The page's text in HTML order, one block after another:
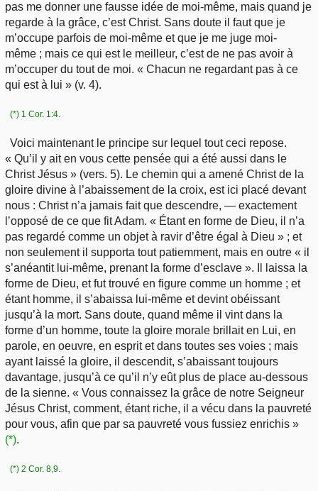
pas me donner une fausse idée de moi-même, mais quand je
regarde à la grâce, c’est Christ. Sans doute il faut que je
m’occupe parfois de moi-même et que je me juge moi-
même ; mais ce qui est le meilleur, c’est de ne pas avoir à
m’occuper du tout de moi. « Chacun ne regardant pas à ce
qui est à lui » (v. 4).
(*) 1 Cor. 1:4.
Voici maintenant le principe sur lequel tout ceci repose.
« Qu’il y ait en vous cette pensée qui a été aussi dans le
Christ Jésus » (vers. 5). Le chemin qui a amené Christ de la
gloire divine à l’abaissement de la croix, est ici placé devant
nous : Christ n’a jamais fait que descendre, — exactement
l’opposé de ce que fit Adam. « Étant en forme de Dieu, il n’a
pas regardé comme un objet à ravir d’être égal à Dieu » ; et
non seulement il supporta tout patiemment, mais en outre « il
s’anéantit lui-même, prenant la forme d’esclave ». Il laissa la
forme de Dieu, et fut trouvé en figure comme un homme ; et
étant homme, il s’abaissa lui-même et devint obéissant
jusqu’à la mort. Sans doute, quand même il vint dans la
forme d’un homme, toute la gloire morale brillait en Lui, en
parole, en oeuvre, en esprit et dans toutes ses voies ; mais
ayant laissé la gloire, il descendit, s’abaissant toujours
davantage, jusqu’à ce qu’il n’y eût plus de place au-dessous
de la sienne. « Vous connaissez la grâce de notre Seigneur
Jésus Christ, comment, étant riche, il a vécu dans la pauvreté
pour vous, afin que par sa pauvreté vous fussiez enrichis »
(*).
(*) 2 Cor. 8,9.